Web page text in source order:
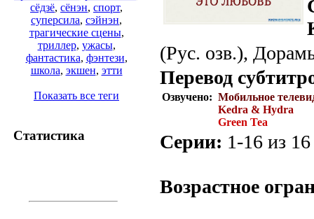
сёдзё, сёнэн, спорт,
суперсила, сэйнэн,
трагические сцены,
триллер, ужасы,
фантастика, фэнтези,
школа, экшен, этти
Показать все теги
Статистика
(Рус. озв.),
Перевод
Озвучено: Мобильное
Kedra & Hydra
Green Tea
Серии: 1-16 из
Возрастное